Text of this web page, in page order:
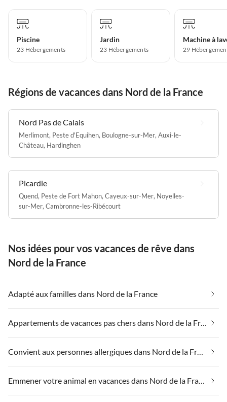
Piscine
23 Hébergements
Jardin
23 Hébergements
Machine à
29
Régions de vacances dans Nord de la France
Nord Pas de Calais
Merlimont, Peste d'Equihen, Boulogne-sur-Mer, Auxi-le-
Château, Hardinghen
Picardie
Quend, Peste de Fort Mahon, Cayeux-sur-Mer, Noyelles-
sur-Mer, Cambronne-les-Ribécourt
Nos idées pour vos vacances de rêve dans
Nord de la France
Adapté aux familles dans Nord de la France
Appartements de vacances pas chers dans Nord de la France
Convient aux personnes allergiques dans Nord de la France
Emmener votre animal en vacances dans Nord de la France